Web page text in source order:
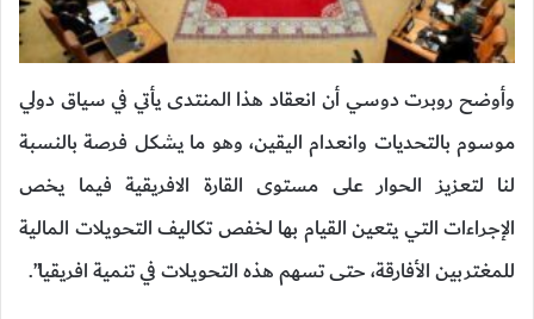
وأوضح روبرت دوسي أن انعقاد هذا المنتدى يأتي في سياق دولي
موسوم بالتحديات وانعدام اليقين، وهو ما يشكل فرصة بالنسبة
لنا لتعزيز الحوار على مستوى القارة الافريقية فيما يخص
الإجراءات التي يتعين القيام بها لخفص تكاليف التحويلات المالية
للمغتربين الأفارقة، حتى تسهم هذه التحويلات في تنمية افريقيا”.